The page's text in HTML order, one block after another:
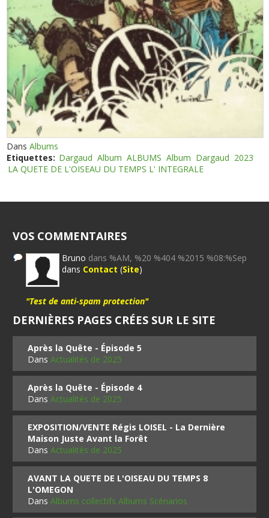
DansAlbums
Etiquettes: Dargaud Album ALBUMS Album Dargaud 2023
LA QUETE DE L'OISEAU DU TEMPS L' INTEGRALE
VOS COMMENTAIRES
Bruno dans %AM, %20 %404 %2015 %08:%Sep
dans Contact (Site)
"Test de anti-spam protection"
DERNIÈRES PAGES CRÉES SUR LE SITE
Après la Quête - Épisode 5
DansActualités de 2025
Après la Quête - Épisode 4
DansActualités de 2025
EXPOSITION/VENTE Régis LOISEL - La Dernière
Maison Juste Avant la Forêt
DansActualités de 2025
AVANT LA QUETE DE L'OISEAU DU TEMPS 8
L'OMEGON
DansAlbums collectifs Albums Scénarios